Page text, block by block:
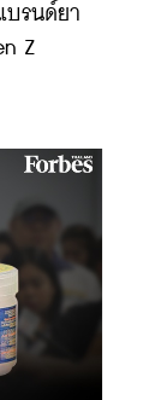
บรนด์ยา
Z